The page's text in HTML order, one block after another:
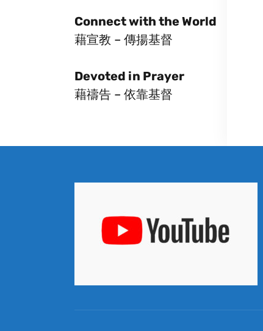
Connect with the World
藉宣教 – 傳揚基督
Devoted in Prayer
藉禱告 – 依靠基督